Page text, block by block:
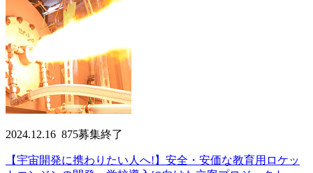
2024.12.16 875募集終了
【宇宙開発に携わりたい人へ!】安全・安価な教育用ロケッ